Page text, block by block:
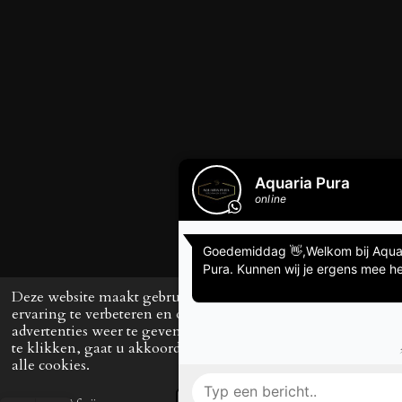
Deze website maakt gebruik van cookies om uw
ervaring te verbeteren en op maat gemaakte
advertenties weer te geven. Door op ‘Accepteren’
te klikken, gaat u akkoord met het gebruik van
alle cookies.